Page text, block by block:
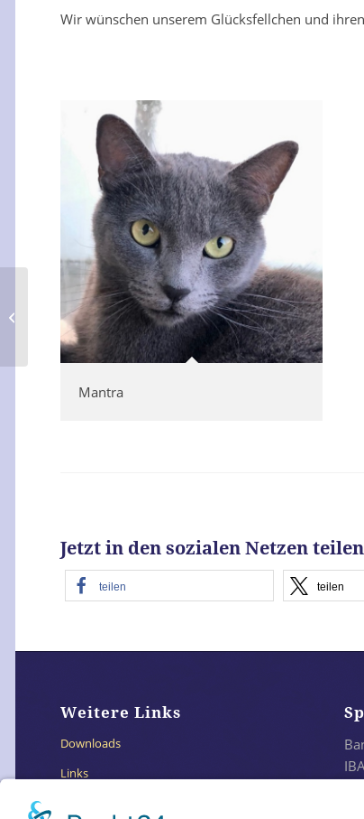
Wir wünschen unserem Glücksfellchen und
Mantra
Jetzt in den sozialen Netzen teilen
teilen teilen
Weitere Links
Downloads
Links
Mobbing-Opfer
Chiquitita